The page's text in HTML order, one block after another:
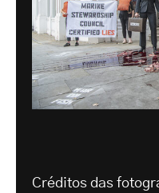
Créditos das